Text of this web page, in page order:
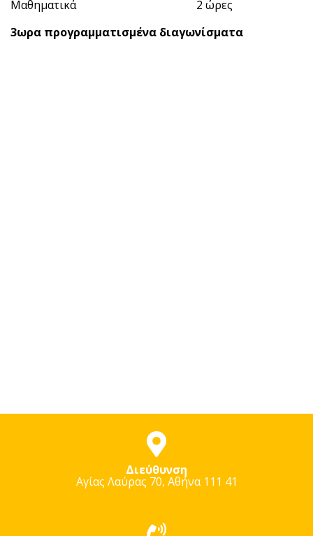
Μαθηματικά 2 ώρες
3ωρα προγραμματισμένα διαγωνίσματα
Διεύθυνση
Αγίας Λαύρας 70, Αθήνα 111 41